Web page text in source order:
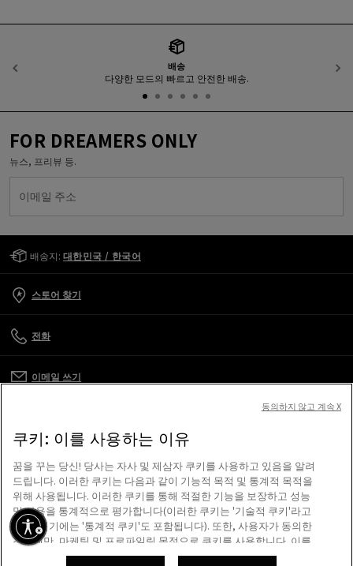
배송
다양한 모드의 빠르고 안전한 배송.
이전
FOR DREAMERS ONLY
뉴스, 프리뷰 등.
이메일 주소
배송지: 대한민국 / 한국어
스토어 찾기
전화
이메일 쓰기
이용 약관
저희가 도와드리겠습니다
스크린 리더를 사용하는 도중 문제가 생겼나요?
쿠키: 이를 사용하는 이유
꿈을 꾸는 당신! 당사는 자사 및 제삼자 쿠키를 사용하고 있음을 알려
드립니다. 이러한 쿠키는 다음과 같이 기능적 목적 및 통계적 목적을
위해 사용됩니다. 이러한 쿠키를 통해 적절한 기능을 보장하고 성능
및 사용을 통계적으로 평가합니다(이러한 쿠키는 '기술적 쿠키'라고
하며, 여기에는 '통계적 쿠키'도 포함됩니다). 또한, 사용자가 동의한
경우에만, 마케팅 및 프로파일링 목적으로 쿠키를 사용합니다. 이를
통해 고객님의 관심 사항 및 선호도에 개인 맞춤화된 유니크한 콘텐
동의하지 않고 계속 X